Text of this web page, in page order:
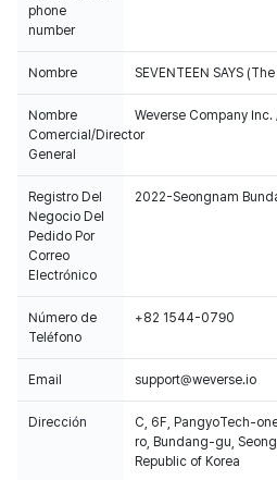
phone
number
Nombre SEVENTEEN SAYS
Nombre
Comercial/Director
General
Weverse Company Inc.
Registro Del
Negocio Del
Pedido Por
Correo
Electrónico
2022-Seongnam
Número de
Teléfono
+82 1544-0790
Email support@weverse.io
Dirección
C, 6F, PangyoTech-
ro, Bundang-gu,
Republic of Korea